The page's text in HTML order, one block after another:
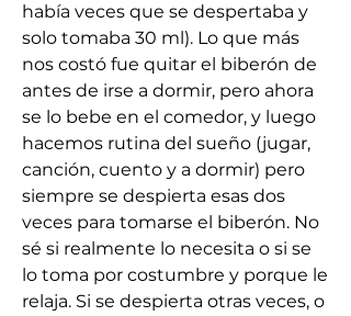
había veces que se despertaba y
solo tomaba 30 ml). Lo que más
nos costó fue quitar el biberón de
antes de irse a dormir, pero ahora
se lo bebe en el comedor, y luego
hacemos rutina del sueño (jugar,
canción, cuento y a dormir) pero
siempre se despierta esas dos
veces para tomarse el biberón. No
sé si realmente lo necesita o si se
lo toma por costumbre y porque le
relaja. Si se despierta otras veces, o